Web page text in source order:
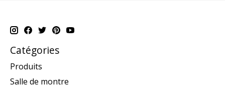
Catégories
Produits
Salle de montre